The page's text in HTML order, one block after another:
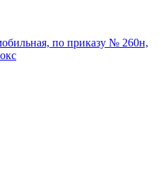
по приказу № 260н,